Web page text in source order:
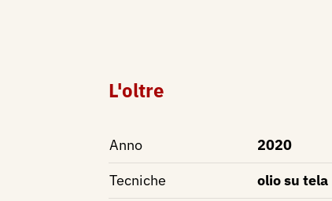
L'oltre
Anno
2020
Tecniche
olio su tela